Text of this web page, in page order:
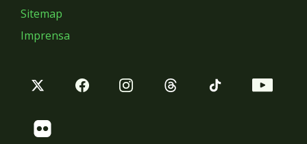
Sitemap
Imprensa